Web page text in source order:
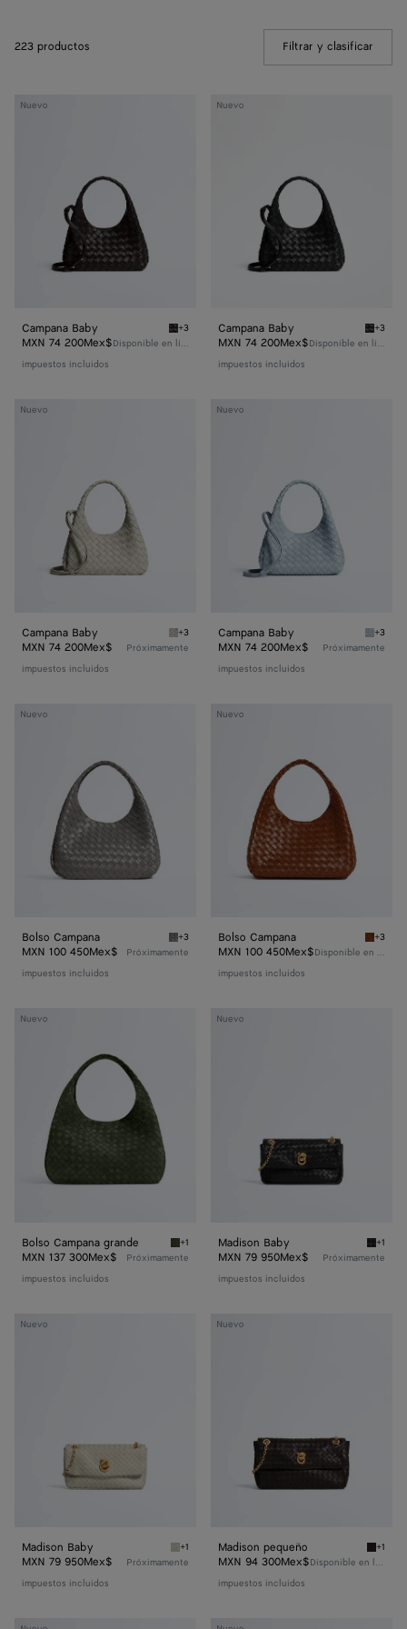
223 productos Filtrar y clasificar
Nuevo
Campana
Campana Baby Espresso Campana Baby
+3
MXN 74 200Mex$
impuestos incluidos
Disponible en línea
Nuevo
Campana
Campana Baby Black
+3
MXN 74 200Mex$
impuestos incluidos
Disponible en línea
Nuevo
Campana
Campana Baby Silica grey Campana Baby
+3
MXN 74 200Mex$
impuestos incluidos
Próximamente
Nuevo
Campana
Campana Baby Glacial
+3
MXN 74 200Mex$
impuestos incluidos
Próximamente
Nuevo
Bolso
Bolso Campana Basalt Bolso Campana
+3
MXN 100 450Mex$
impuestos incluidos
Próximamente
Nuevo
Bolso
Bolso Campana Tannin
+3
MXN 100 450Mex$
impuestos incluidos
Disponible en línea
Nuevo
Bolso
Bolso Campana grande Green tweed Bolso Campana grande
+1
MXN 137 300Mex$
impuestos incluidos
Próximamente
Nuevo
Madison
Madison Baby Black
+1
MXN 79 950Mex$
impuestos incluidos
Próximamente
Nuevo
Madison
Madison Baby Silica grey Madison Baby
+1
MXN 79 950Mex$
impuestos incluidos
Próximamente
Nuevo
Madison
Madison pequeño +1
MXN 94 300Mex$
impuestos incluidos
Disponible en línea